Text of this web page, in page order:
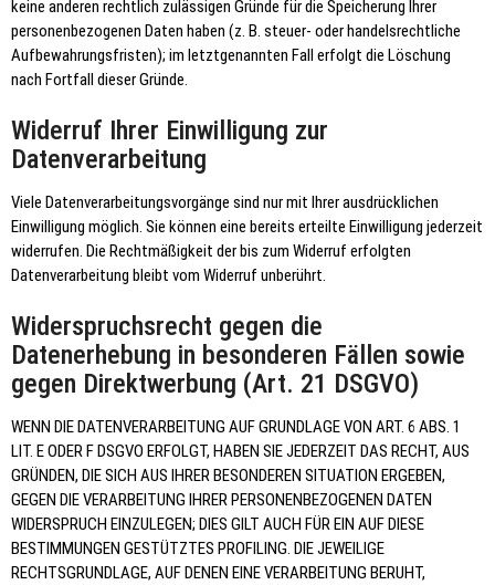
keine anderen rechtlich zulässigen Gründe für die Speicherung Ihrer
personenbezogenen Daten haben (z. B. steuer- oder handelsrechtliche
Aufbewahrungsfristen); im letztgenannten Fall erfolgt die Löschung
nach Fortfall dieser Gründe.
Widerruf Ihrer Einwilligung zur
Datenverarbeitung
Viele Datenverarbeitungsvorgänge sind nur mit Ihrer ausdrücklichen
Einwilligung möglich. Sie können eine bereits erteilte Einwilligung jederzeit
widerrufen. Die Rechtmäßigkeit der bis zum Widerruf erfolgten
Datenverarbeitung bleibt vom Widerruf unberührt.
Widerspruchsrecht gegen die
Datenerhebung in besonderen Fällen sowie
gegen Direktwerbung (Art. 21 DSGVO)
WENN DIE DATENVERARBEITUNG AUF GRUNDLAGE VON ART. 6 ABS. 1
LIT. E ODER F DSGVO ERFOLGT, HABEN SIE JEDERZEIT DAS RECHT, AUS
GRÜNDEN, DIE SICH AUS IHRER BESONDEREN SITUATION ERGEBEN,
GEGEN DIE VERARBEITUNG IHRER PERSONENBEZOGENEN DATEN
WIDERSPRUCH EINZULEGEN; DIES GILT AUCH FÜR EIN AUF DIESE
BESTIMMUNGEN GESTÜTZTES PROFILING. DIE JEWEILIGE
RECHTSGRUNDLAGE, AUF DENEN EINE VERARBEITUNG BERUHT,